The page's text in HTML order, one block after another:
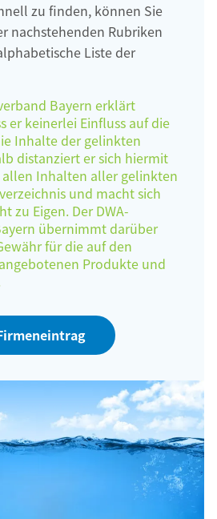
zu finden, können Sie
nachstehenden Rubriken
Liste der
Bayern erklärt
er keinerlei Einfluss auf die
Inhalte der gelinkten
distanziert er sich hiermit
Inhalten aller gelinkten
und macht sich
zu Eigen. Der DWA-
übernimmt darüber
für die auf den
Produkte und